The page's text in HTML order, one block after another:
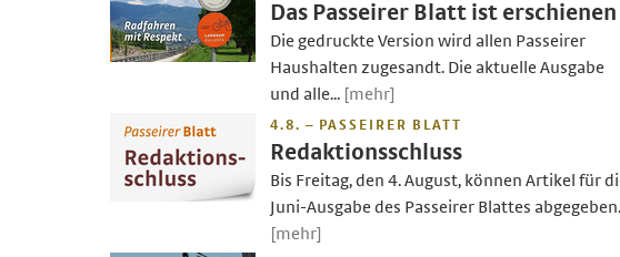
Das Passeirer Blatt ist erschienen
Die gedruckte Version wird allen Passeirer
Haushalten zugesandt. Die aktuelle Ausgabe
und alle... [mehr]
4.8. – PASSEIRER BLATT
Redaktionsschluss
Bis Freitag, den 4. August, können Artikel für
Juni-Ausgabe des Passeirer Blattes
[mehr]